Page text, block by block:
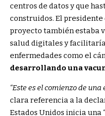
centros de datos y que
construidos. El
proyecto también estaba
salud digitales y
enfermedades como el
desarrollando una
“Este es el comienzo de una
clara referencia a la
Estados Unidos inicia una